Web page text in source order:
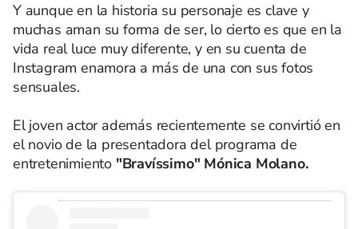
Y aunque en la historia su personaje es clave y
muchas aman su forma de ser, lo cierto es que en la
vida real luce muy diferente, y en su cuenta de
Instagram enamora a más de una con sus fotos
sensuales.
El joven actor además recientemente se convirtió en
el novio de la presentadora del programa de
entretenimiento "Bravíssimo" Mónica Molano.